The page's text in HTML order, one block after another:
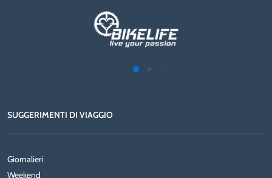
SUGGERIMENTI DI VIAGGIO
Giornalieri
Weekend